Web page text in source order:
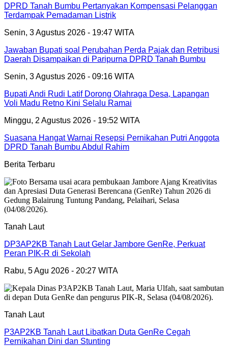
DPRD Tanah Bumbu Pertanyakan Kompensasi Pelanggan
Terdampak Pemadaman Listrik
Senin, 3 Agustus 2026 - 19:47 WITA
Jawaban Bupati soal Perubahan Perda Pajak dan Retribusi
Daerah Disampaikan di Paripurna DPRD Tanah Bumbu
Senin, 3 Agustus 2026 - 09:16 WITA
Bupati Andi Rudi Latif Dorong Olahraga Desa, Lapangan
Voli Madu Retno Kini Selalu Ramai
Minggu, 2 Agustus 2026 - 19:52 WITA
Suasana Hangat Warnai Resepsi Pernikahan Putri Anggota
DPRD Tanah Bumbu Abdul Rahim
Berita Terbaru
Tanah Laut
DP3AP2KB Tanah Laut Gelar Jambore GenRe, Perkuat
Peran PIK-R di Sekolah
Rabu, 5 Agu 2026 - 20:27 WITA
Tanah Laut
P3AP2KB Tanah Laut Libatkan Duta GenRe Cegah
Pernikahan Dini dan Stunting